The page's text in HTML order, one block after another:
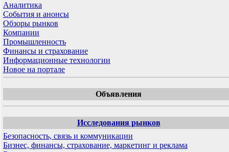
Аналитика
События и анонсы
Обзоры рынков
Компании
Промышленность
Финансы и страхование
Информационные технологии
Новое на портале
Объявления
Исследования рынков
Безопасность, связь и коммуникации
Бизнес, финансы, страхование, маркетинг и реклама